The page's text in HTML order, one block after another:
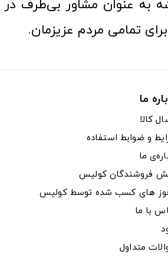
عنوان مشاور بی‌طرف
تمامی مردم عزیزمان.
ما
کالا
و ضوابط استفاده
ما
فروشندگان کولیس
های کسب شده توسط کولیس
با ما
متداول